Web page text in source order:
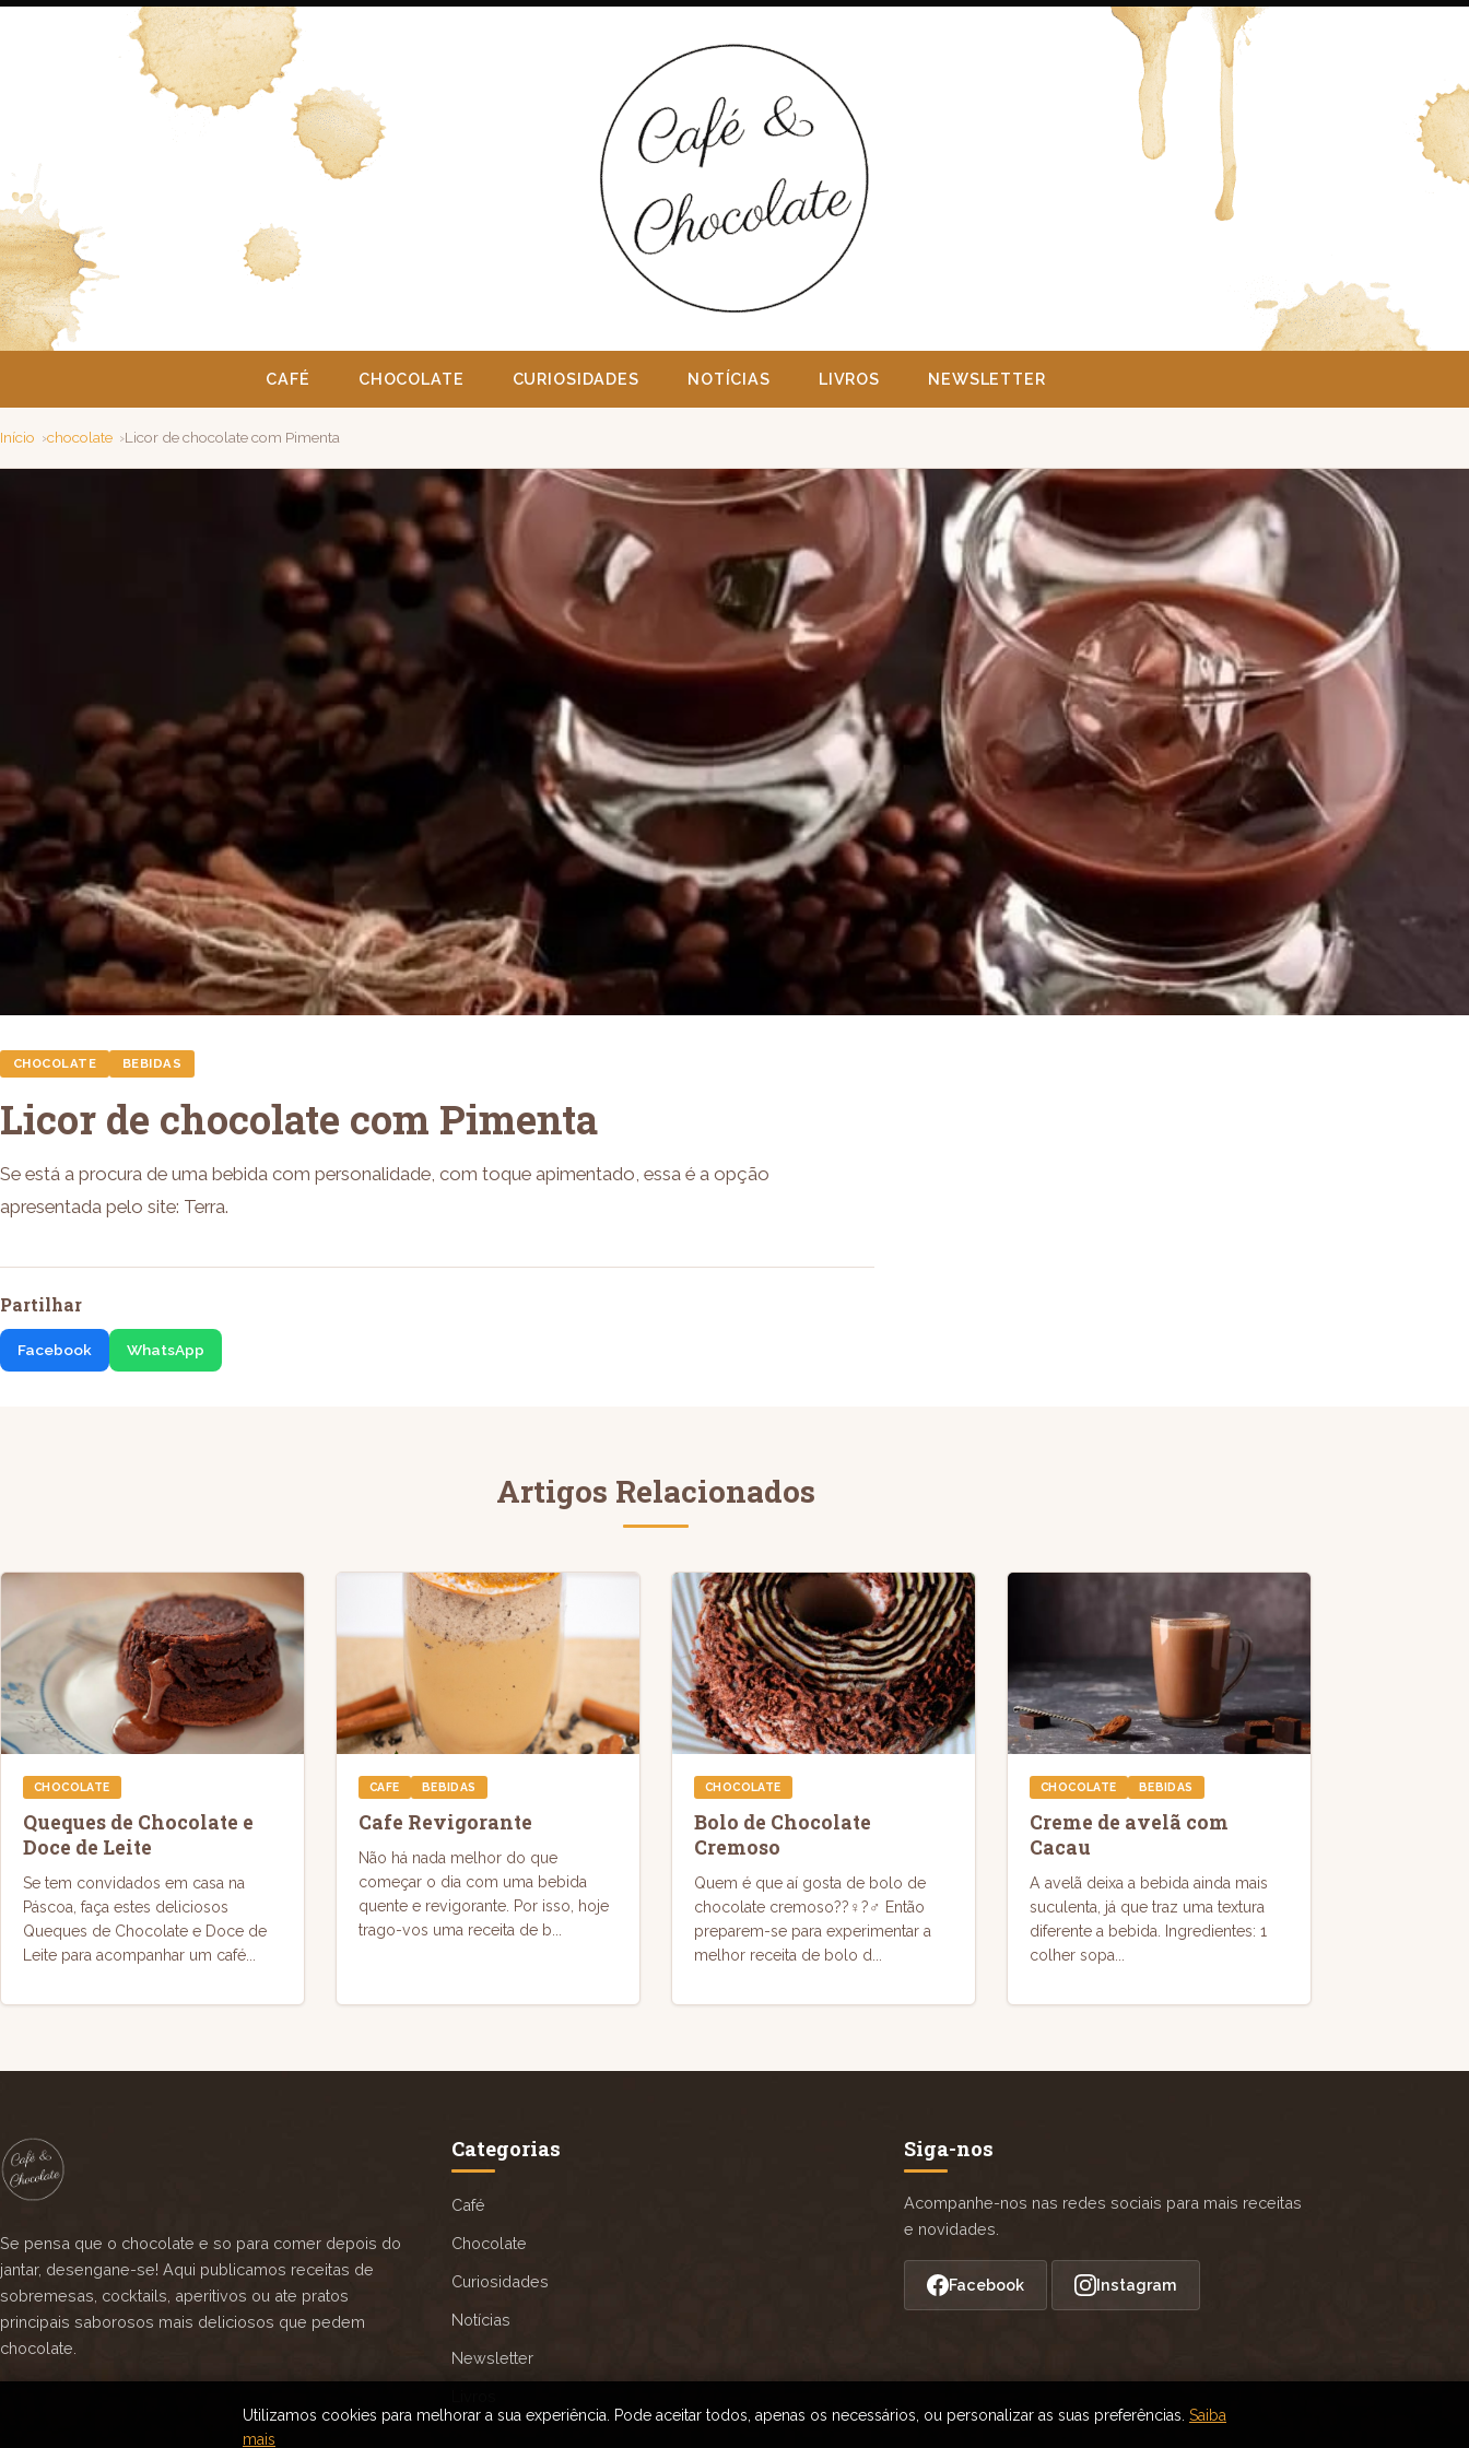
CAFÉ CHOCOLATE CURIOSIDADES NOTÍCIAS LIVROS NEWSLETTER
Início chocolate Licor de chocolate com Pimenta
CHOCOLATE BEBIDAS
Licor de chocolate com Pimenta
Se está a procura de uma bebida com personalidade, com toque apimentado, essa é a opção
apresentada pelo site: Terra.
Partilhar
Facebook WhatsApp
Artigos Relacionados
CHOCOLATE
Queques de Chocolate e
Doce de Leite
Se tem convidados em casa na
Páscoa, faça estes deliciosos
Queques de Chocolate e Doce de
Leite para acompanhar um café...
CAFE BEBIDAS
Cafe Revigorante
Não há nada melhor do que
começar o dia com uma bebida
quente e revigorante. Por isso, hoje
trago-vos uma receita de b...
CHOCOLATE
Bolo de Chocolate
Cremoso
Quem é que aí gosta de bolo de
chocolate cremoso??‍♀️?‍♂️ Então
preparem-se para experimentar a
melhor receita de bolo d...
CHOCOLATE BEBIDAS
Creme de avelã com
Cacau
A avelã deixa a bebida ainda mais
suculenta, já que traz uma textura
diferente a bebida. Ingredientes: 1
colher sopa...
Se pensa que o chocolate e so para comer depois do
jantar, desengane-se! Aqui publicamos receitas de
sobremesas, cocktails, aperitivos ou ate pratos
principais saborosos mais deliciosos que pedem
chocolate.
Categorias
Café
Chocolate
Curiosidades
Notícias
Newsletter
Siga-nos
Acompanhe-nos nas redes sociais para mais receitas
e novidades.
Facebook Instagram
Utilizamos cookies para melhorar a sua experiência. Pode aceitar todos, apenas os necessários, ou personalizar as suas preferências. Saiba
mais